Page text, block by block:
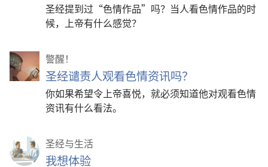
圣经提到过“色情作品”吗？当人看色情作品的时
候，上帝有什么感觉？
警醒！
圣经谴责人观看色情资讯吗？
你如果希望令上帝喜悦，就必须知道他对观看色情
资讯有什么看法。
圣经与生活
我想体验